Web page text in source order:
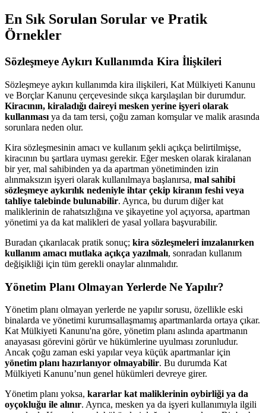
En Sık Sorulan Sorular ve Pratik
Örnekler
Sözleşmeye Aykırı Kullanımda Kira İlişkileri
Sözleşmeye aykırı kullanımda kira ilişkileri, Kat Mülkiyeti Kanunu
ve Borçlar Kanunu çerçevesinde sıkça karşılaşılan bir durumdur.
Kiracının, kiraladığı daireyi mesken yerine işyeri olarak
kullanması ya da tam tersi, çoğu zaman komşular ve malik arasında
sorunlara neden olur.
Kira sözleşmesinin amacı ve kullanım şekli açıkça belirtilmişse,
kiracının bu şartlara uyması gerekir. Eğer mesken olarak kiralanan
bir yer, mal sahibinden ya da apartman yönetiminden izin
alınmaksızın işyeri olarak kullanılmaya başlanırsa, mal sahibi
sözleşmeye aykırılık nedeniyle ihtar çekip kiranın feshi veya
tahliye talebinde bulunabilir. Ayrıca, bu durum diğer kat
maliklerinin de rahatsızlığına ve şikayetine yol açıyorsa, apartman
yönetimi ya da kat malikleri de yasal yollara başvurabilir.
Buradan çıkarılacak pratik sonuç; kira sözleşmeleri imzalanırken
kullanım amacı mutlaka açıkça yazılmalı, sonradan kullanım
değişikliği için tüm gerekli onaylar alınmalıdır.
Yönetim Planı Olmayan Yerlerde Ne Yapılır?
Yönetim planı olmayan yerlerde ne yapılır sorusu, özellikle eski
binalarda ve yönetimi kurumsallaşmamış apartmanlarda ortaya çıkar.
Kat Mülkiyeti Kanunu'na göre, yönetim planı aslında apartmanın
anayasası görevini görür ve hükümlerine uyulması zorunludur.
Ancak çoğu zaman eski yapılar veya küçük apartmanlar için
yönetim planı hazırlanıyor olmayabilir. Bu durumda Kat
Mülkiyeti Kanunu’nun genel hükümleri devreye girer.
Yönetim planı yoksa, kararlar kat maliklerinin oybirliği ya da
oyçokluğu ile alınır. Ayrıca, mesken ya da işyeri kullanımıyla ilgili